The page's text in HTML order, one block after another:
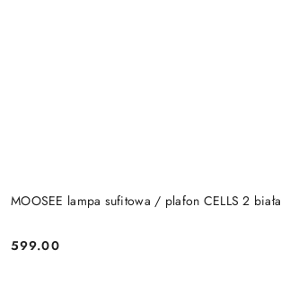
MOOSEE lampa sufitowa / plafon CELLS 2 biała
Cena:
599.00